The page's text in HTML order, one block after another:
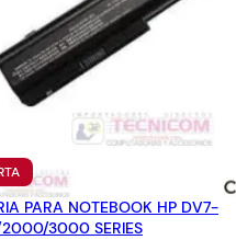
PRODUCTO
EN
OFERTA
PARA NOTEBOOK HP DV7-
3000 SERIES